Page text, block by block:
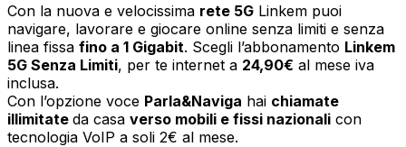
Con la nuova e velocissima rete 5G Linkem puoi
navigare, lavorare e giocare online senza limiti e senza
linea fissa fino a 1 Gigabit. Scegli l’abbonamento Linkem
5G Senza Limiti, per te internet a 24,90€ al mese iva
inclusa.
Con l’opzione voce Parla&Naviga hai chiamate
illimitate da casa verso mobili e fissi nazionali con
tecnologia VoIP a soli 2€ al mese.